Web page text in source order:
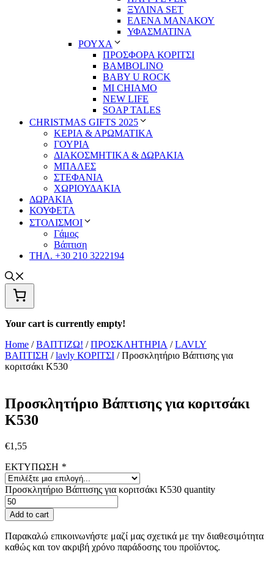
ΞΥΛΙΝΑ SET
ΕΛΕΝΑ ΜΑΝΑΚΟΥ
ΥΦΑΣΜΑΤΙΝΑ
ΡΟΥΧΑ
ΠΡΟΣΦΟΡΑ ΚΟΡΙΤΣΙ
BAMBOLINO
BABY U ROCK
MI CHIAMO
NEW LIFE
SOAP TALES
CHRISTMAS GIFTS 2025
ΚΕΡΙΑ & ΑΡΩΜΑΤΙΚΑ
ΓΟΥΡΙΑ
ΔΙΑΚΟΣΜΗΤΙΚΑ & ΔΩΡΑΚΙΑ
ΜΠΑΛΕΣ
ΣΤΕΦΑΝΙΑ
ΧΩΡΙΟΥΔΑΚΙΑ
ΔΩΡΑΚΙΑ
ΚΟΥΦΕΤΑ
ΣΤΟΛΙΣΜΟΙ
Γάμος
Βάπτιση
ΤΗΛ. +30 210 3222194
Your cart is currently empty!
Home /ΒΑΠΤΙΖΩ! /ΠΡΟΣΚΛΗΤΗΡΙΑ /LAVLY
ΒΑΠΤΙΣΗ /lavly ΚΟΡΙΤΣΙ / Προσκλητήριο Βάπτισης για
κοριτσάκι Κ530
Προσκλητήριο Βάπτισης για κοριτσάκι
Κ530
€1,55
ΕΚΤΥΠΩΣΗ *
Προσκλητήριο Βάπτισης για κοριτσάκι Κ530 quantity
Add to cart
Παρακαλώ επικοινωνήστε μαζί μας σχετικά με την διαθεσιμότητα
καθώς και τον ακριβή χρόνο παράδοσης του προϊόντος.